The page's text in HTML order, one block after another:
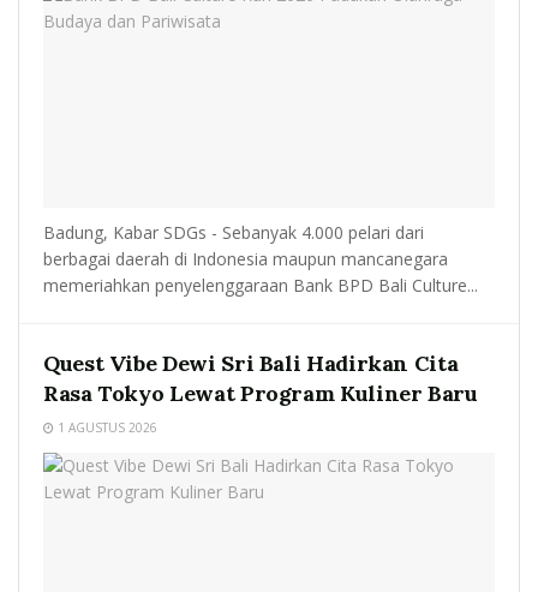
Badung, Kabar SDGs - Sebanyak 4.000 pelari dari
berbagai daerah di Indonesia maupun mancanegara
memeriahkan penyelenggaraan Bank BPD Bali Culture...
Quest Vibe Dewi Sri Bali Hadirkan Cita
Rasa Tokyo Lewat Program Kuliner Baru
1 AGUSTUS 2026